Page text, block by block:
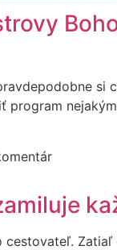
si
program nejakým
cestovateľ. Zatiaľ